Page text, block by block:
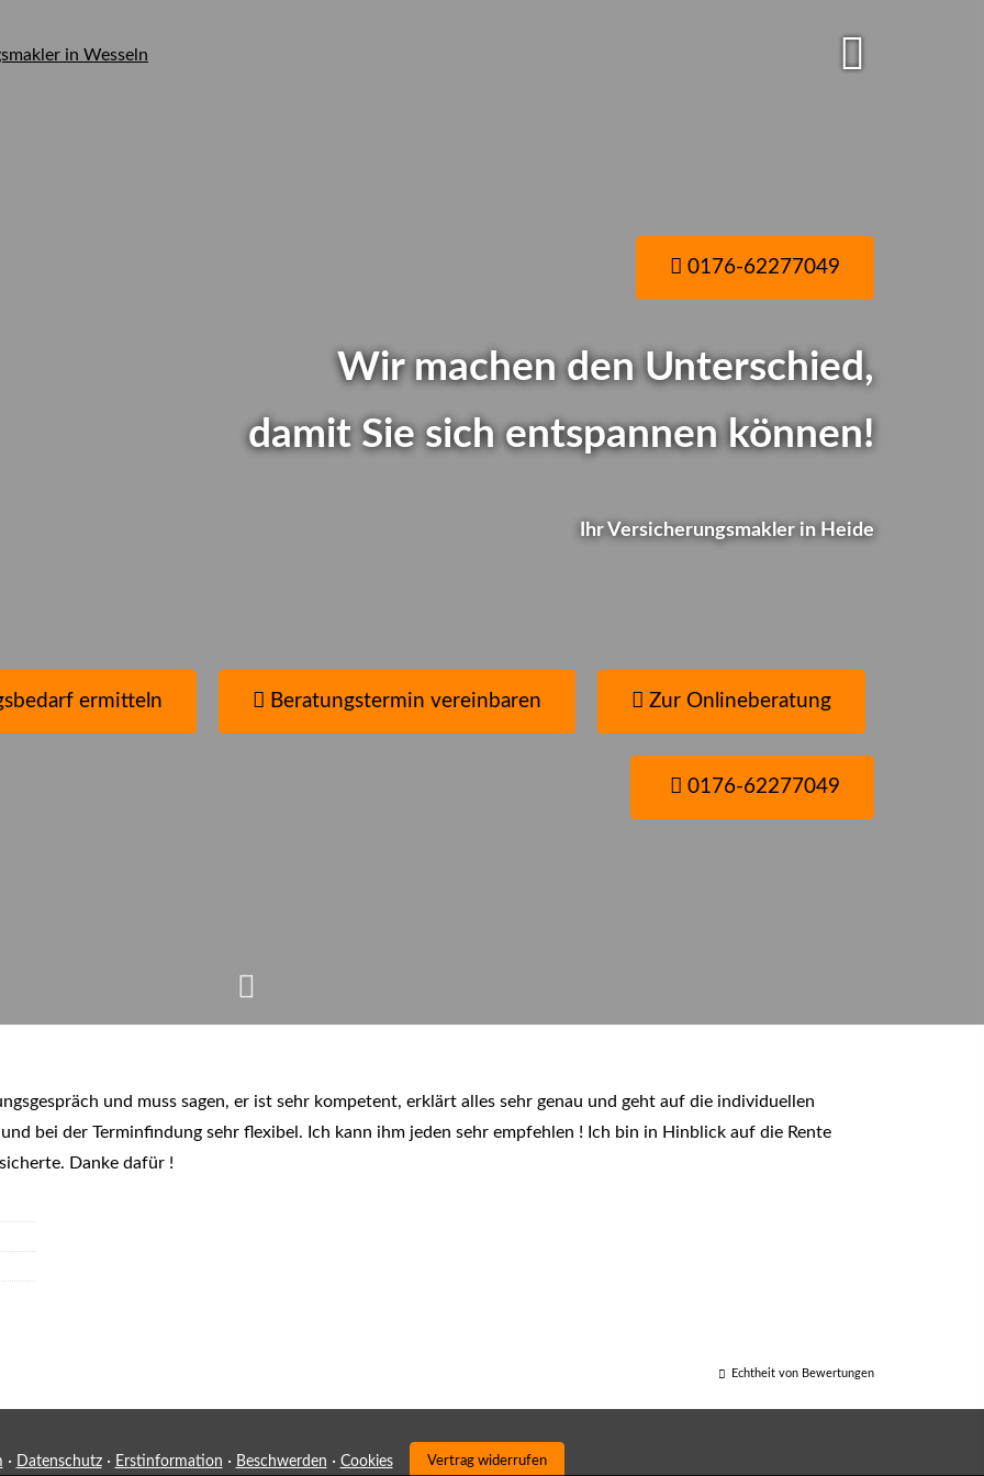
0176-62277049
Wir machen den Unterschied,
damit Sie sich entspannen können!
Ihr Ver­sicherungs­makler in Heide
ermitteln Beratungstermin vereinbaren Zur Onlineberatung
0176-62277049
und muss sagen, er ist sehr kompetent, erklärt alles sehr genau und geht auf die individuellen
bei der Terminfindung sehr flexibel. Ich kann ihm jeden sehr empfehlen ! Ich bin in Hinblick auf die Rente
Danke dafür !
Echtheit von Bewertungen
· Datenschutz· Erstinformation · Beschwerden · Cookies Vertrag widerrufen